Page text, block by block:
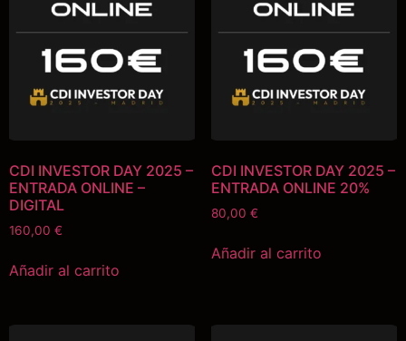
CDI INVESTOR DAY 2025 –
ENTRADA ONLINE –
DIGITAL
160,00 €
Añadir al carrito
CDI INVESTOR DAY 2025 –
ENTRADA ONLINE 20%
80,00 €
Añadir al carrito